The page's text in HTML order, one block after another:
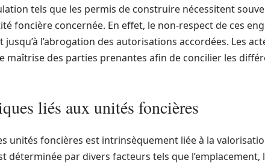
tels que les permis de construire nécessitent
foncière concernée. En effet, le non-respect de ces
l’abrogation des autorisations accordées. Les
maîtrise des parties prenantes afin de concilier les
liés aux unités foncières
unités foncières est intrinsèquement liée à la
déterminée par divers facteurs tels que l’emplacement,